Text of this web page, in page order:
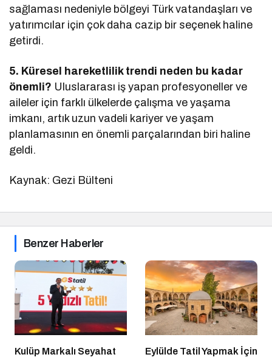
sağlaması nedeniyle bölgeyi Türk vatandaşları ve
yatırımcılar için çok daha cazip bir seçenek haline
getirdi.
5. Küresel hareketlilik trendi neden bu kadar
önemli? Uluslararası iş yapan profesyoneller ve
aileler için farklı ülkelerde çalışma ve yaşama
imkanı, artık uzun vadeli kariyer ve yaşam
planlamasının en önemli parçalarından biri haline
geldi.
Kaynak: Gezi Bülteni
Benzer Haberler
Kulüp Markalı Seyahat
Eylülde Tatil Yapmak İçin